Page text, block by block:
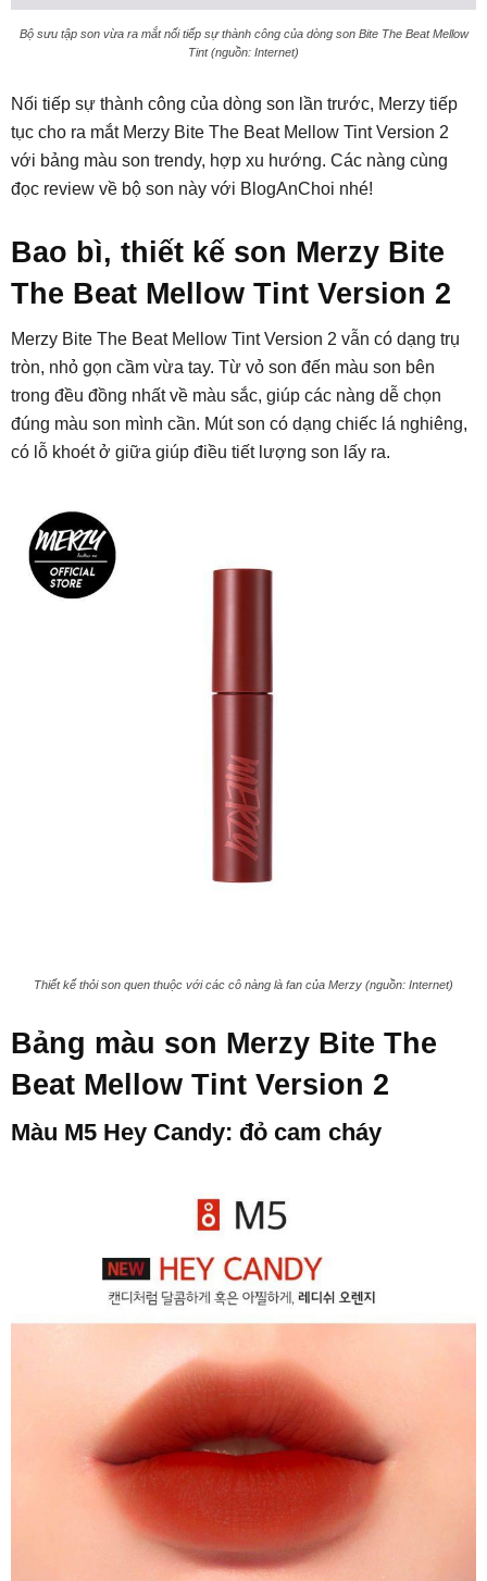
Bộ sưu tập son vừa ra mắt nối tiếp sự thành công của dòng son Bite The Beat Mellow
Tint (nguồn: Internet)
Nối tiếp sự thành công của dòng son lần trước, Merzy tiếp
tục cho ra mắt Merzy Bite The Beat Mellow Tint Version 2
với bảng màu son trendy, hợp xu hướng. Các nàng cùng
đọc review về bộ son này với BlogAnChoi nhé!
Bao bì, thiết kế son Merzy Bite
The Beat Mellow Tint Version 2
Merzy Bite The Beat Mellow Tint Version 2 vẫn có dạng trụ
tròn, nhỏ gọn cầm vừa tay. Từ vỏ son đến màu son bên
trong đều đồng nhất về màu sắc, giúp các nàng dễ chọn
đúng màu son mình cần. Mút son có dạng chiếc lá nghiêng,
có lỗ khoét ở giữa giúp điều tiết lượng son lấy ra.
Thiết kế thỏi son quen thuộc với các cô nàng là fan của Merzy (nguồn: Internet)
Bảng màu son Merzy Bite The
Beat Mellow Tint Version 2
Màu M5 Hey Candy: đỏ cam cháy